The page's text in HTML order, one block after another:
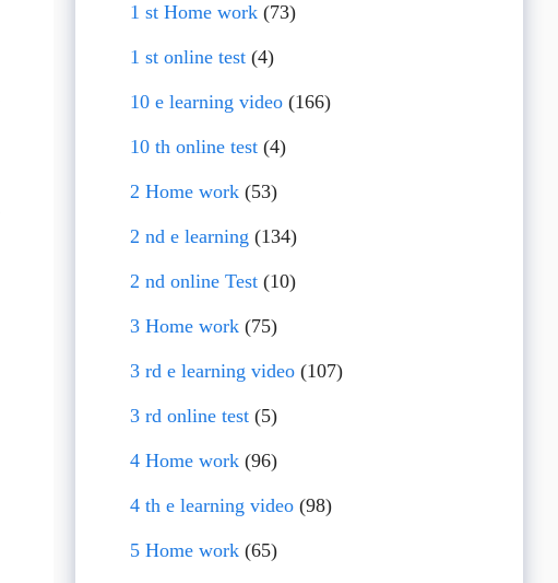
1 st Home work (73)
1 st online test (4)
10 e learning video (166)
10 th online test (4)
2 Home work (53)
2 nd e learning (134)
2 nd online Test (10)
3 Home work (75)
3 rd e learning video (107)
3 rd online test (5)
4 Home work (96)
4 th e learning video (98)
5 Home work (65)